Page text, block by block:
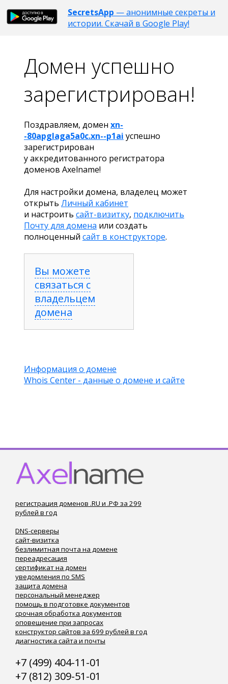
SecretsApp — анонимные секреты и
истории. Скачай в Google Play!
Домен успешно
зарегистрирован!
Поздравляем, домен xn-
-80apglaga5a0c.xn--p1ai успешно
зарегистрирован
у аккредитованного регистратора
доменов Axelname!
Для настройки домена, владелец может
открыть Личный кабинет
и настроить сайт-визитку, подключить
Почту для домена или создать
полноценный сайт в конструкторе.
Вы можете
связаться с
владельцем
домена
Информация о домене
Whois Center - данные о домене и сайте
регистрация доменов .RU и .РФ за 299
рублей в год
DNS-серверы
сайт-визитка
безлимитная почта на домене
переадресация
сертификат на домен
уведомления по SMS
защита домена
персональный менеджер
помощь в подготовке документов
срочная обработка документов
оповещение при запросах
конструктор сайтов за 699 рублей в год
диагностика сайта и почты
+7 (499) 404-11-01
+7 (812) 309-51-01